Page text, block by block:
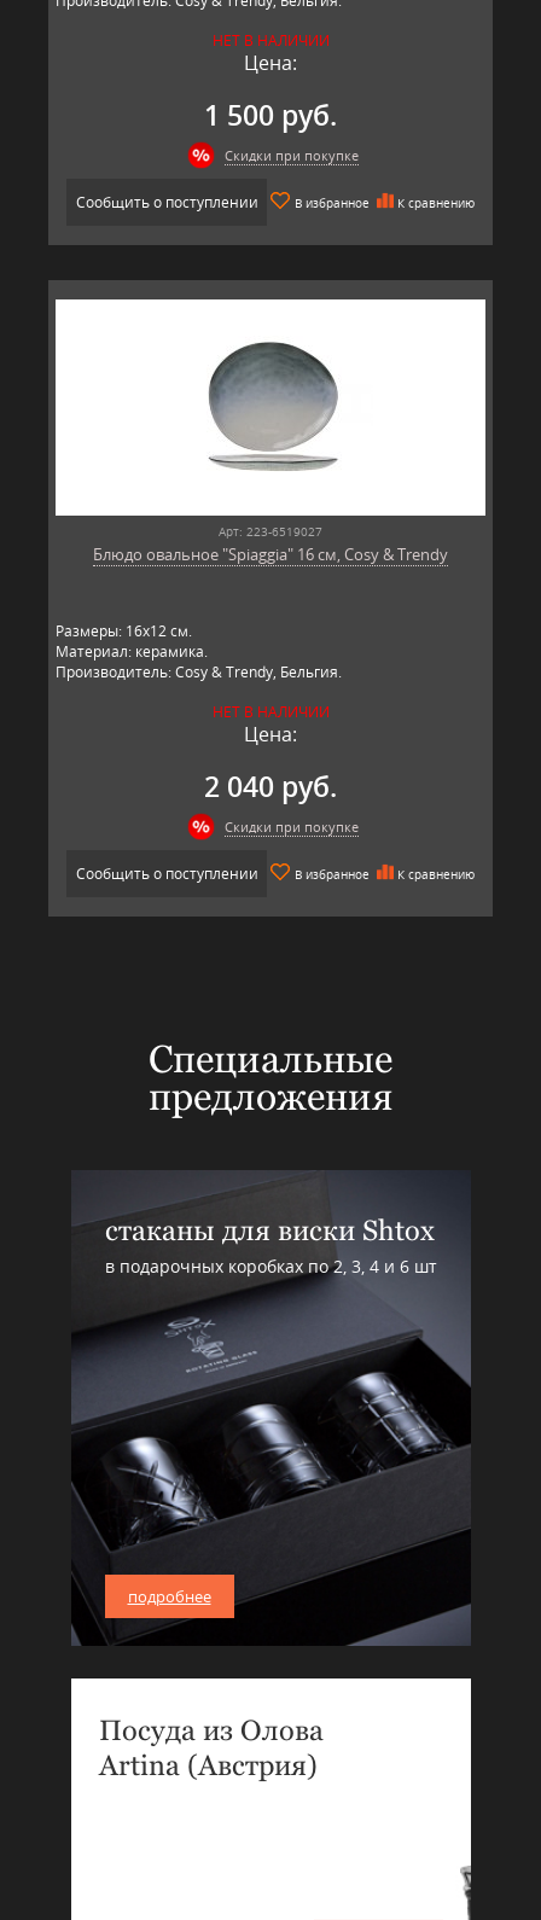
НЕТ В НАЛИЧИИ
Цена:
1 500 руб.
Скидки при покупке
Сообщить о поступлении В избранное К сравнению
Арт: 223-6519027
Блюдо овальное "Spiaggia" 16 см, Cosy & Trendy
Размеры: 16х12 см.
Материал: керамика.
Производитель: Cosy & Trendy, Бельгия.
НЕТ В НАЛИЧИИ
Цена:
2 040 руб.
Скидки при покупке
Сообщить о поступлении В избранное К сравнению
Специальные
предложения
стаканы для виски Shtox
в подарочных коробках по 2, 3, 4 и 6 шт
подробнее
Посуда из Олова
Artina (Австрия)